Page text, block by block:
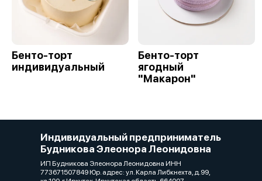
Бенто-торт
индивидуальный
Бенто-торт
ягодный
"Макарон"
Индивидуальный предприниматель
Будникова Элеонора Леонидовна
ИП Будникова Элеонора Леонидовна ИНН
773671507849 Юр. адрес: ул. Карла Либкнехта, д.99,